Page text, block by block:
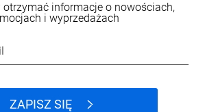
otrzymać informacje o nowościach,
i wyprzedażach
ZAPISZ SIĘ